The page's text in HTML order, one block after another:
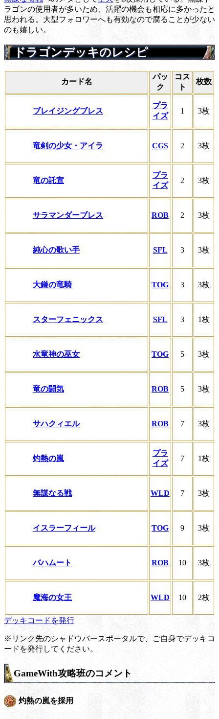
ラゴンの使用者が多いため、活躍の機会も相応に多かったと
思われる。大型フォロワーへも有効なので腐ることが少ない
のも嬉しい。
ドラゴンデッキのレシピ
カード名
パッ
ク
コス
ト
枚数
ブレイジングブレス
プラ
イズ
1 3枚
竜剣の少女・アイラ CGS 2 3枚
竜の託宣
プラ
イズ
2 3枚
サラマンダーブレス ROB 2 3枚
純心の歌い手 SFL 3 3枚
大鎌の竜騎 TOG 3 3枚
スターフェニックス SFL 3 1枚
水竜神の巫女 TOG 5 3枚
竜の闘気 ROB 5 3枚
サハクィエル ROB 7 3枚
灼熱の嵐
プラ
イズ
7 1枚
無謀なる戦 WLD 7 3枚
イスラーフィール TOG 9 3枚
バハムート ROB 10 3枚
魔海の女王 WLD 10 2枚
デッキコードを発行
※リンク先のシャドウバースポータルで、ご自身でデッキコ
ードを発行してください。
GameWith攻略班のコメント
灼熱の嵐を採用